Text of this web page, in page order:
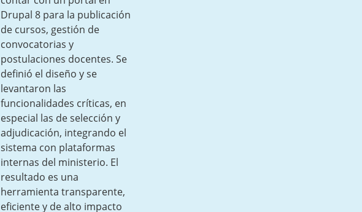
Drupal 8 para la publicación
de cursos, gestión de
convocatorias y
postulaciones docentes. Se
definió el diseño y se
levantaron las
funcionalidades críticas, en
especial las de selección y
adjudicación, integrando el
sistema con plataformas
internas del ministerio. El
resultado es una
herramienta transparente,
eficiente y de alto impacto